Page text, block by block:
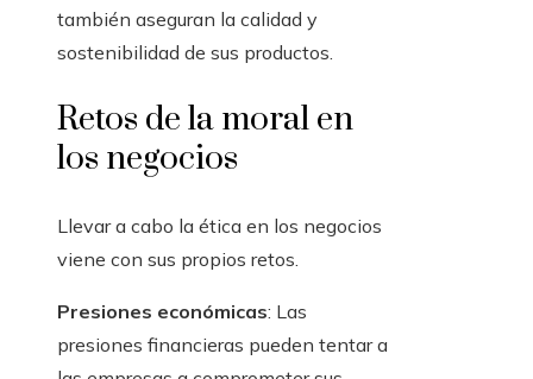
también aseguran la calidad y
sostenibilidad de sus productos.
Retos de la moral en
los negocios
Llevar a cabo la ética en los negocios
viene con sus propios retos.
Presiones económicas: Las
presiones financieras pueden tentar a